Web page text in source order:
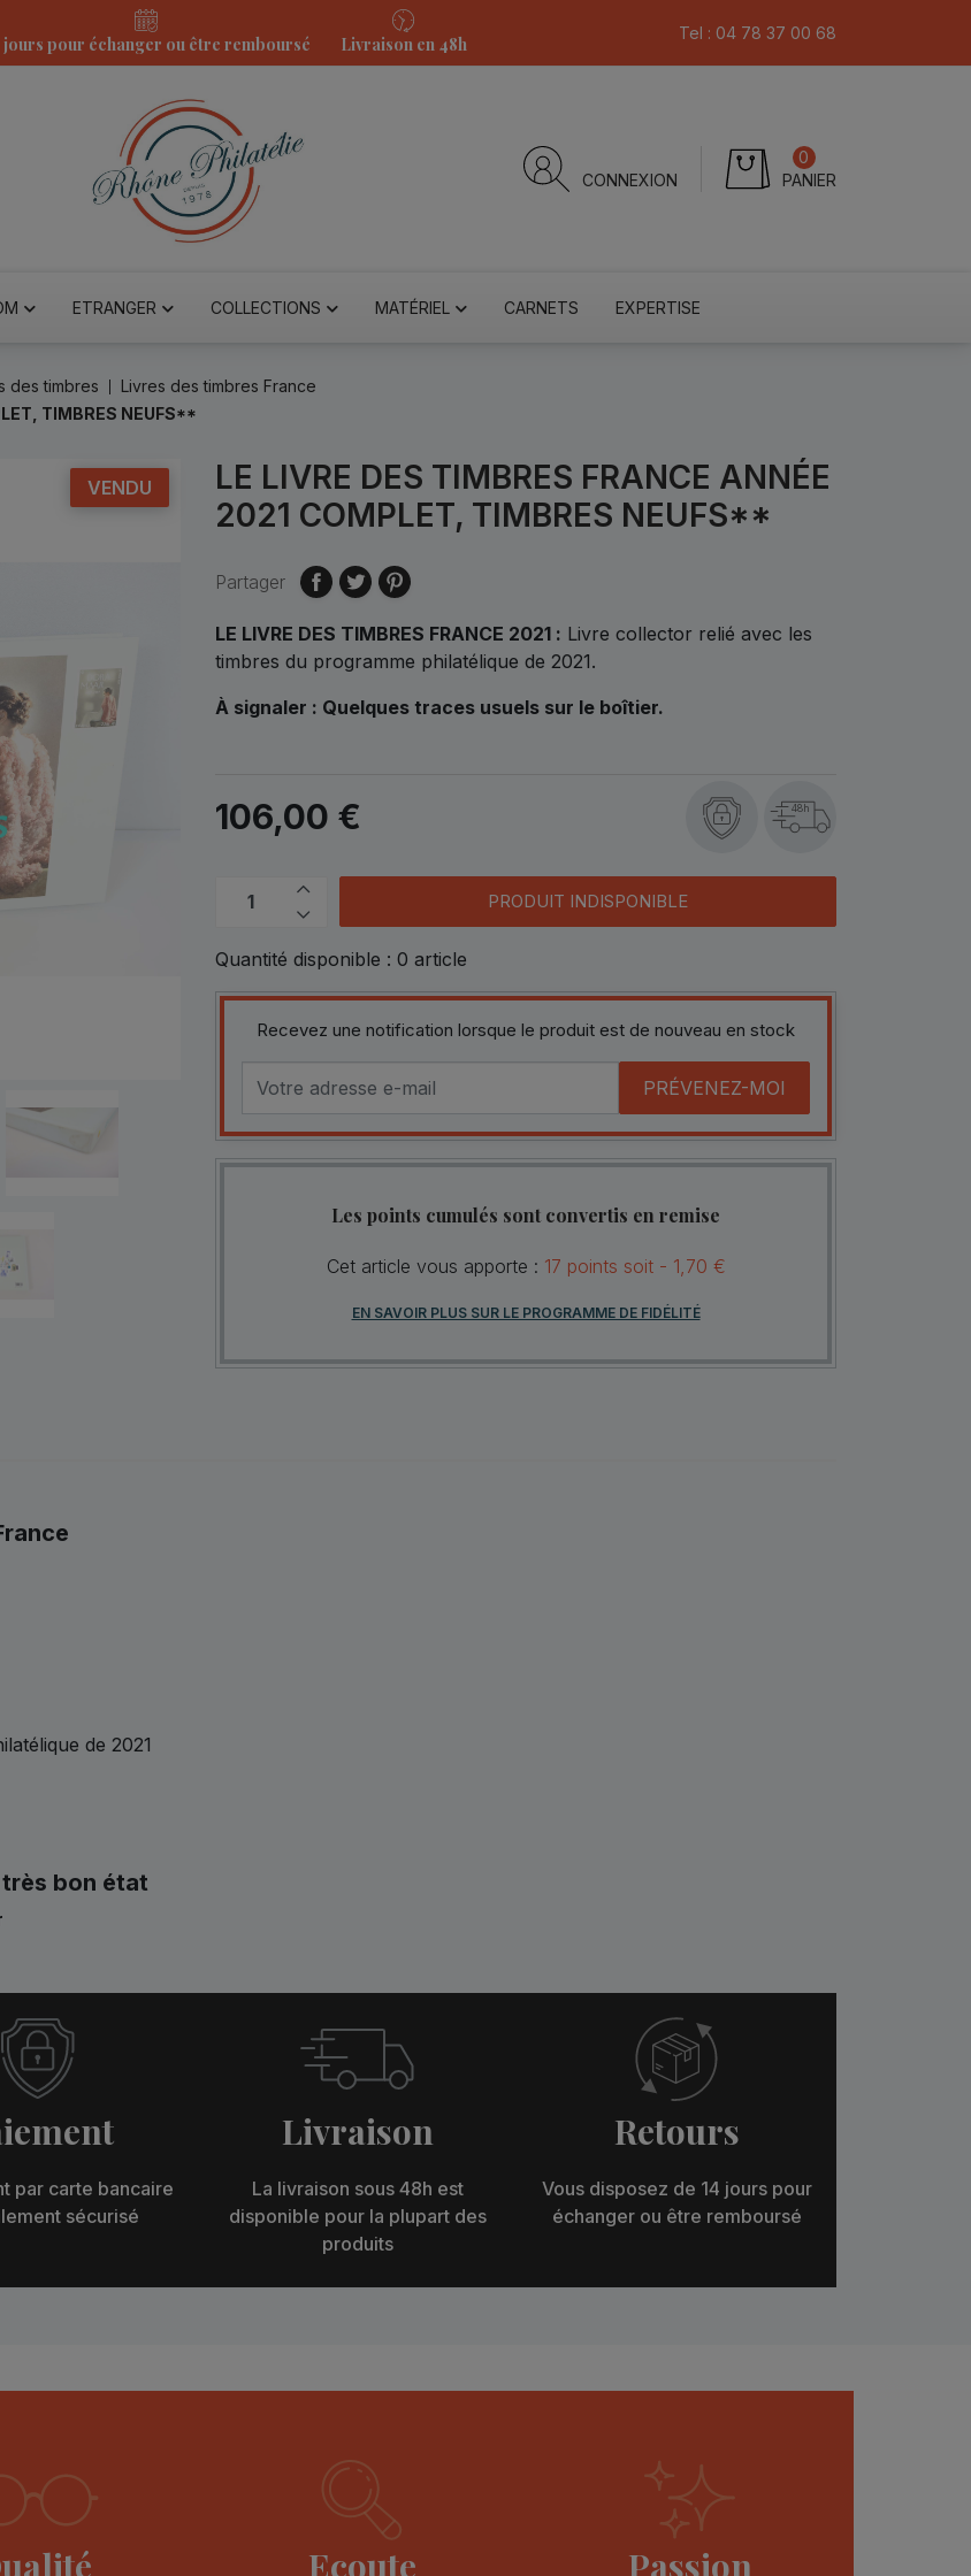
jours pour échanger ou être remboursé Livraison en 48h
Tel : 04 78 37 00 68
CONNEXION PANIER
0
ETRANGER COLLECTIONS MATÉRIEL CARNETS EXPERTISE
des timbres
Livres des timbres France
TIMBRES NEUFS**
VENDU
LE LIVRE DES TIMBRES FRANCE ANNÉE
2021 COMPLET, TIMBRES NEUFS**
Partager
LE LIVRE DES TIMBRES FRANCE 2021 : Livre collector relié avec les
timbres du programme philatélique de 2021.
À signaler : Quelques traces usuels sur le boîtier.
106,00 € 48h
PRODUIT INDISPONIBLE
Quantité disponible : 0 article
Recevez une notification lorsque le produit est de nouveau en stock
PRÉVENEZ-MOI
Les points cumulés sont convertis en remise
Cet article vous apporte : 17 points soit - 1,70 €
EN SAVOIR PLUS SUR LE PROGRAMME DE FIDÉLITÉ
de 2021
très bon état
par carte bancaire
sécurisé
Livraison
La livraison sous 48h est
disponible pour la plupart des
produits
Retours
Vous disposez de 14 jours pour
échanger ou être remboursé
Ecoute Passion